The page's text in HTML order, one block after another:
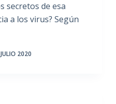
secretos de esa
a los virus? Según
2020